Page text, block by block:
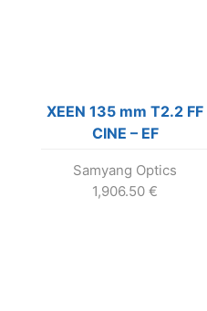
XEEN 135 mm T2.2 FF
CINE – EF
Samyang Optics
1,906.50 €